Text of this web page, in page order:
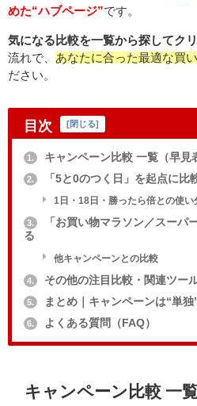
めた“ハブページ”です。
気になる比較を一覧から探してク
流れで、 あなたに合った最適な買
ださい。
目次 [閉じる]
1. キャンペーン比較 一覧（早見
2. 「5と0のつく日」を起点に比
1日・18日・勝ったら倍との使い
3.
「お買い物マラソン／スーパ
る
他キャンペーンとの比較
4. その他の注目比較・関連ツー
5. まとめ｜キャンペーンは“単
6. よくある質問（FAQ）
キャンペーン比較 一覧